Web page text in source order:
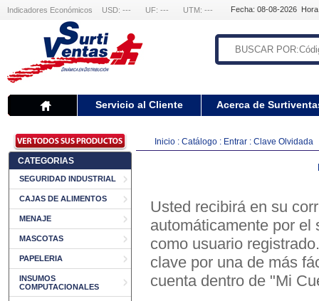
Indicadores Económicos USD: --- UF: --- UTM: --- Fecha: 08-08-2026
Servicio al Cliente Acerca de
CATEGORIAS
SEGURIDAD INDUSTRIAL
CAJAS DE ALIMENTOS
MENAJE
MASCOTAS
PAPELERIA
INSUMOS
COMPUTACIONALES
Inicio : Catálogo : Entrar : Clave Olvidada
Usted recibirá en su
automáticamente por el
como usuario
clave por una de más
cuenta dentro de "Mi